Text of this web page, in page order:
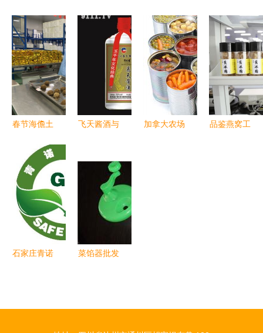
正大集团产
品包装视觉
战略探析
品级品质与
酒类经营的
跨界融合
后包粽工的
一天
经营艺术
春节海儋土
统年货与酒
类市场同迎
消费热潮
飞天酱酒与
在3158创
业信息网开
启酒类经营
新篇章
加拿大农场
品鉴燕窝工
石家庄青诺
菜馅器批发